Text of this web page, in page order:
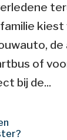
kiest
de
of
bij de...